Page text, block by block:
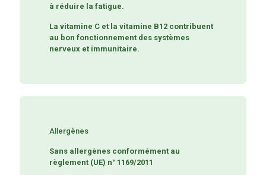
à réduire la fatigue.
La vitamine C et la vitamine B12 contribuent
au bon fonctionnement des systèmes
nerveux et immunitaire.
Allergènes
Sans allergènes conformément au
règlement (UE) n° 1169/2011